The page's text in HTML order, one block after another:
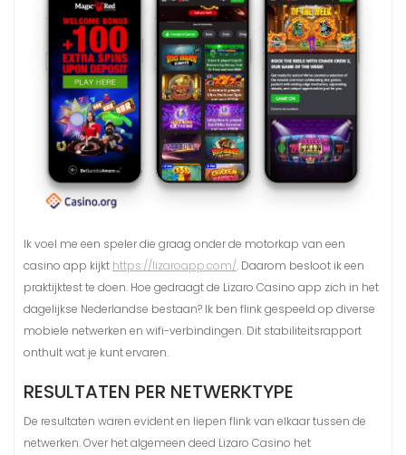
Ik voel me een speler die graag onder de motorkap van een
casino app kijkt https://lizaroapp.com/. Daarom besloot ik een
praktijktest te doen. Hoe gedraagt de Lizaro Casino app zich in het
dagelijkse Nederlandse bestaan? Ik ben flink gespeeld op diverse
mobiele netwerken en wifi-verbindingen. Dit stabiliteitsrapport
onthult wat je kunt ervaren.
RESULTATEN PER NETWERKTYPE
De resultaten waren evident en liepen flink van elkaar tussen de
netwerken. Over het algemeen deed Lizaro Casino het